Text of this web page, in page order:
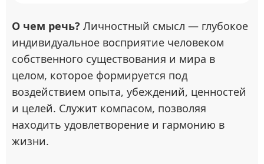
О чем речь? Личностный смысл — глубокое
индивидуальное восприятие человеком
собственного существования и мира в
целом, которое формируется под
воздействием опыта, убеждений, ценностей
и целей. Служит компасом, позволяя
находить удовлетворение и гармонию в
жизни.